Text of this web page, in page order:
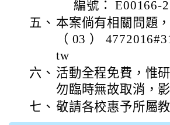
編號： E00166-
五、 本案倘有相關問題
（ 03 ）
tw
六、 活動全程免費，惟
勿臨時無故取消，
七、 敬請各校惠予所屬